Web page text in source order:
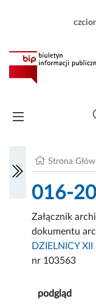
Strona
016-
Załącznik
dokumentu
DZIELNICY
nr 103563
podgląd